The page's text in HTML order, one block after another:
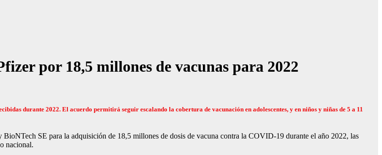
por 18,5 millones de vacunas para 2022
durante 2022. El acuerdo permitirá seguir escalando la cobertura de vacunación en adolescentes, y en niños y niñas de 5 a 11
SE para la adquisición de 18,5 millones de dosis de vacuna contra la COVID-19 durante el año 2022, las
nacional.